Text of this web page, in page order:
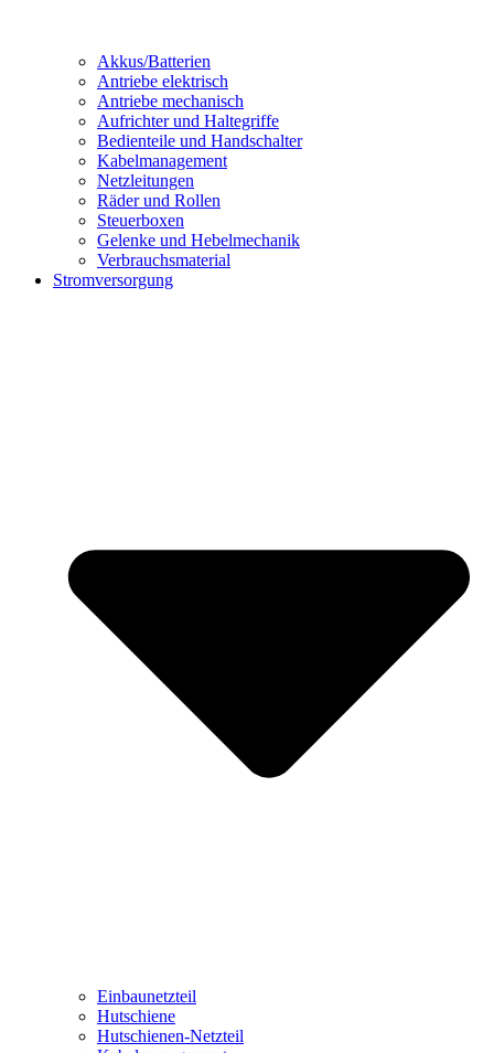
Akkus/Batterien
Antriebe elektrisch
Antriebe mechanisch
Aufrichter und Haltegriffe
Bedienteile und Handschalter
Kabelmanagement
Netzleitungen
Räder und Rollen
Steuerboxen
Gelenke und Hebelmechanik
Verbrauchsmaterial
Stromversorgung
Einbaunetzteil
Hutschiene
Hutschienen-Netzteil